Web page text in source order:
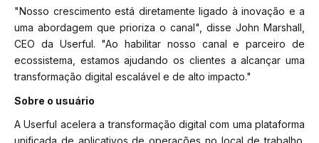
"Nosso crescimento está diretamente ligado à inovação e a
uma abordagem que prioriza o canal", disse John Marshall,
CEO da Userful. "Ao habilitar nosso canal e parceiro de
ecossistema, estamos ajudando os clientes a alcançar uma
transformação digital escalável e de alto impacto."
Sobre o usuário
A Userful acelera a transformação digital com uma plataforma